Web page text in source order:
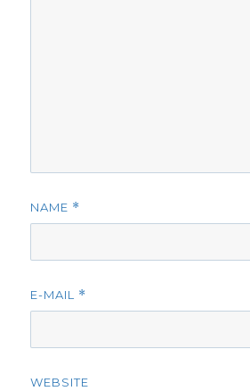
NAME *
E-MAIL *
WEBSITE